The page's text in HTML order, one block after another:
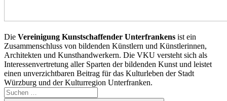
Die Vereinigung Kunstschaffender Unterfrankens ist ein
Zusammenschluss von bildenden Künstlern und Künstlerinnen,
Architekten und Kunsthandwerkern. Die VKU versteht sich als
Interessenvertretung aller Sparten der bildenden Kunst und leistet
einen unverzichtbaren Beitrag für das Kulturleben der Stadt
Würzburg und der Kulturregion Unterfranken.
Suchen